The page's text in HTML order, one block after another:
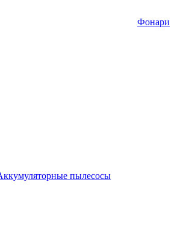
Фонари
пылесосы